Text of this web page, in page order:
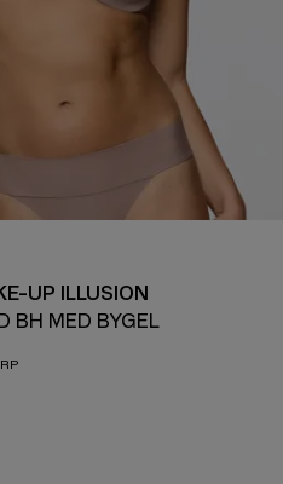
UP ILLUSION
BH MED BYGEL